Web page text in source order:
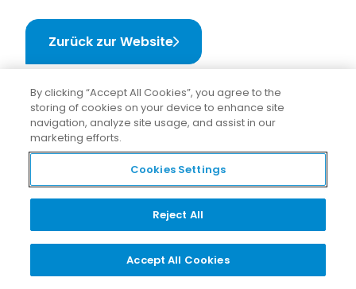
Zurück zur Website
By clicking “Accept All Cookies”, you agree to the
storing of cookies on your device to enhance site
navigation, analyze site usage, and assist in our
marketing efforts.
Cookies Settings
Reject All
Accept All Cookies